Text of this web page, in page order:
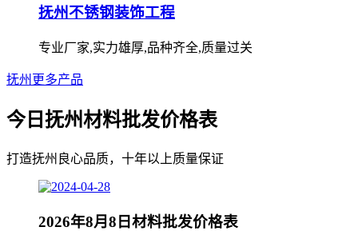
抚州不锈钢装饰工程
专业厂家,实力雄厚,品种齐全,质量过关
抚州更多产品
今日抚州材料批发价格表
打造抚州良心品质，十年以上质量保证
2026年8月8日材料批发价格表